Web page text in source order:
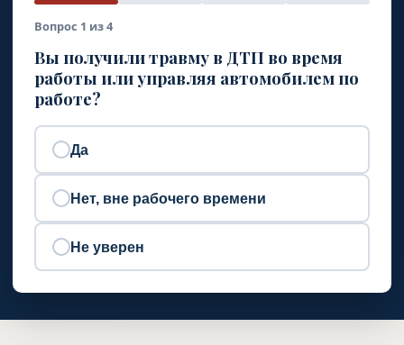
Вопрос 1 из 4
Вы получили травму в ДТП во время
работы или управляя автомобилем по
работе?
Да
Нет, вне рабочего времени
Не уверен